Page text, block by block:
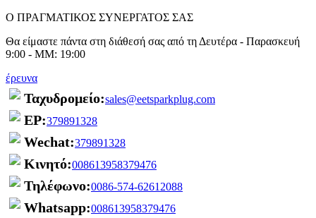
Ο ΠΡΑΓΜΑΤΙΚΟΣ ΣΥΝΕΡΓΑΤΟΣ ΣΑΣ
Θα είμαστε πάντα στη διάθεσή σας από τη Δευτέρα - Παρασκευή
9:00 - ΜΜ: 19:00
έρευνα
Ταχυδρομείο:sales@eetsparkplug.com
ΕΡ:379891328
Wechat:379891328
Κινητό:008613958379476
Τηλέφωνο:0086-574-62612088
Whatsapp:008613958379476